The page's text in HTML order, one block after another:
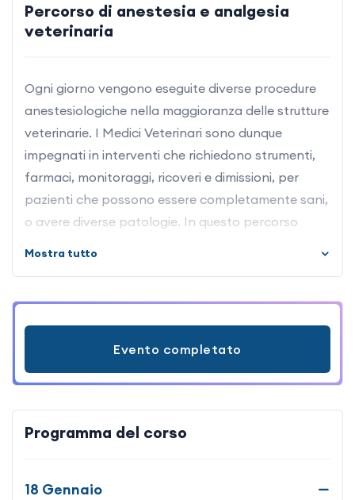
Percorso di anestesia e analgesia
veterinaria
Ogni giorno vengono eseguite diverse procedure
anestesiologiche nella maggioranza delle strutture
veterinarie. I Medici Veterinari sono dunque
impegnati in interventi che richiedono strumenti,
farmaci, monitoraggi, ricoveri e dimissioni, per
pazienti che possono essere completamente sani,
o avere diverse patologie. In questo percorso
Inizieremo parlando della dotazione minima di
farmaci e strumenti legati alla pratica
anestesiologica, ci confronteremo sulla gestione
l’emergenza perioperatoria, e diversi casi clinici
approcciare con maggiore consapevolezza
Mostra tutto
Evento completato
Programma del corso
18 Gennaio